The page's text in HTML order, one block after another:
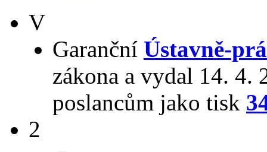
V
Garanční Ústavně-
zákona a vydal 14. 4.
poslancům jako tisk
2